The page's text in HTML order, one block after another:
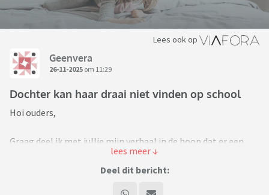
Lees ook op
Geenvera
26-11-2025 om 11:29
Dochter kan haar draai niet vinden op school
Hoi ouders,
Graag deel ik met jullie mijn verhaal in de hoop dat er een
ouder is die soortgelijk heeft meegemaakt en ons kan
Deel dit bericht: